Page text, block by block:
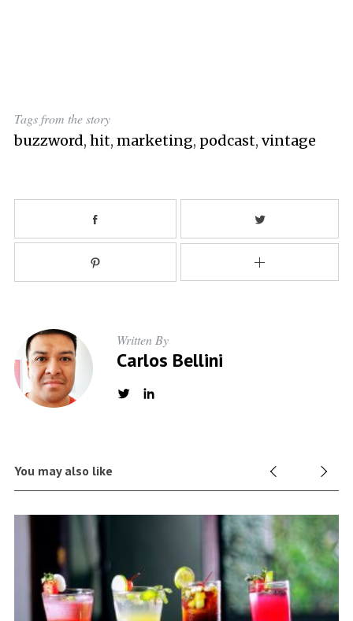
Tags from the story
buzzword, hit, marketing, podcast, vintage
Written By
Carlos Bellini
You may also like